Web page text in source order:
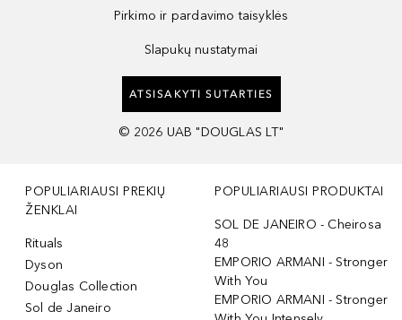
Pirkimo ir pardavimo taisyklės
Slapukų nustatymai
ATSISAKYTI SUTARTIES
© 2026 UAB "DOUGLAS LT"
POPULIARIAUSI PREKIŲ
ŽENKLAI
Rituals
Dyson
Douglas Collection
Sol de Janeiro
POPULIARIAUSI PRODUKTAI
SOL DE JANEIRO - Cheirosa
48
EMPORIO ARMANI - Stronger
With You
EMPORIO ARMANI - Stronger